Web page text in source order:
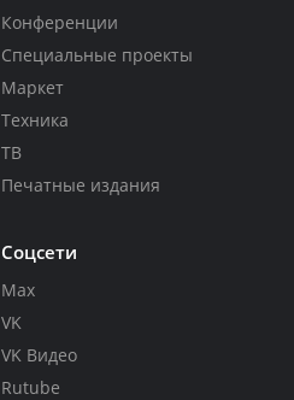
Конференции
Специальные проекты
Маркет
Техника
ТВ
Печатные издания
Соцсети
Max
VK
VK Видео
Rutube